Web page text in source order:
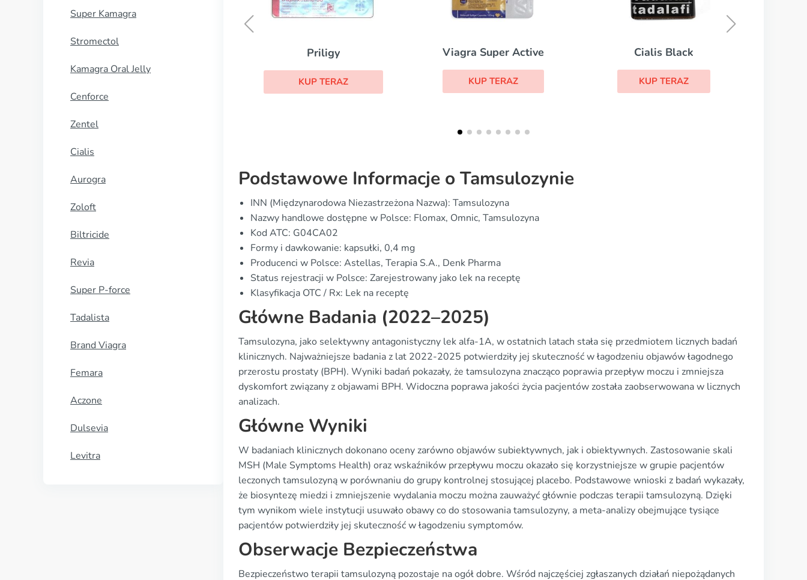
Super Kamagra
Stromectol
Kamagra Oral Jelly
Cenforce
Zentel
Cialis
Aurogra
Zoloft
Biltricide
Revia
Super P-force
Tadalista
Brand Viagra
Femara
Aczone
Dulsevia
Levitra
Viagra Super Active
KUP TERAZ
Cialis Black
KUP TERAZ
Podstawowe Informacje o Tamsulozynie
INN (Międzynarodowa Niezastrzeżona Nazwa): Tamsulozyna
Nazwy handlowe dostępne w Polsce: Flomax, Omnic, Tamsulozyna
Kod ATC: G04CA02
Formy i dawkowanie: kapsułki, 0,4 mg
Producenci w Polsce: Astellas, Terapia S.A., Denk Pharma
Status rejestracji w Polsce: Zarejestrowany jako lek na receptę
Klasyfikacja OTC / Rx: Lek na receptę
Główne Badania (2022–2025)
Tamsulozyna, jako selektywny antagonistyczny lek alfa-1A, w ostatnich latach stała się przedmiotem licznych badań
klinicznych. Najważniejsze badania z lat 2022-2025 potwierdziły jej skuteczność w łagodzeniu objawów łagodnego
przerostu prostaty (BPH). Wyniki badań pokazały, że tamsulozyna znacząco poprawia przepływ moczu i zmniejsza
dyskomfort związany z objawami BPH. Widoczna poprawa jakości życia pacjentów została zaobserwowana w licznych
analizach.
Główne Wyniki
W badaniach klinicznych dokonano oceny zarówno objawów subiektywnych, jak i obiektywnych. Zastosowanie skali
MSH (Male Symptoms Health) oraz wskaźników przepływu moczu okazało się korzystniejsze w grupie pacjentów
leczonych tamsulozyną w porównaniu do grupy kontrolnej stosującej placebo. Podstawowe wnioski z badań wykazały,
że biosyntezę miedzi i zmniejszenie wydalania moczu można zauważyć głównie podczas terapii tamsulozyną. Dzięki
tym wynikom wiele instytucji usuwało obawy co do stosowania tamsulozyny, a meta-analizy obejmujące tysiące
pacjentów potwierdziły jej skuteczność w łagodzeniu symptomów.
Obserwacje Bezpieczeństwa
Bezpieczeństwo terapii tamsulozyną pozostaje na ogół dobre. Wśród najczęściej zgłaszanych działań niepożądanych